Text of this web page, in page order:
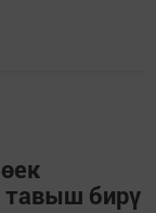
тавыш бирү